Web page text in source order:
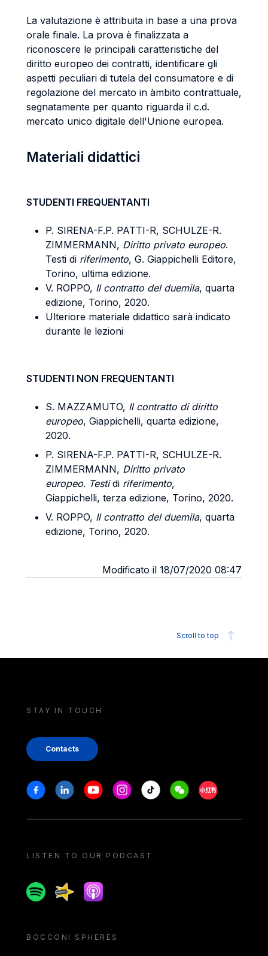
La valutazione è attribuita in base a una prova
orale finale. La prova è finalizzata a
riconoscere le principali caratteristiche del
diritto europeo dei contratti, identificare gli
aspetti peculiari di tutela del consumatore e di
regolazione del mercato in àmbito contrattuale,
segnatamente per quanto riguarda il c.d.
mercato unico digitale dell'Unione europea.
Materiali didattici
STUDENTI FREQUENTANTI
P. SIRENA-F.P. PATTI-R, SCHULZE-R.
ZIMMERMANN, Diritto privato europeo.
Testi di riferimento, G. Giappichelli Editore,
Torino, ultima edizione.
V. ROPPO, Il contratto del duemila, quarta
edizione, Torino, 2020.
Ulteriore materiale didattico sarà indicato
durante le lezioni
STUDENTI NON FREQUENTANTI
S. MAZZAMUTO, Il contratto di diritto
europeo, Giappichelli, quarta edizione,
2020.
P. SIRENA-F.P. PATTI-R, SCHULZE-R.
ZIMMERMANN, Diritto privato
europeo. Testidi riferimento,
Giappichelli, terza edizione, Torino, 2020.
V. ROPPO, Il contratto del duemila, quarta
edizione, Torino, 2020.
Modificato il 18/07/2020 08:47
Scroll to top
STAY IN TOUCH
Contacts
Stay in touch
FacebookLinkedinYoutubeInstagram
Tiktok WeechatXiaohongshu/
LISTEN TO OUR PODCAST
SpotifySpreakerApple podcast
BOCCONI SPHERES